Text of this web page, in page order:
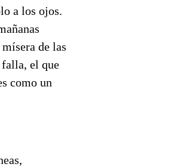
a los ojos.
de las
el que
como un